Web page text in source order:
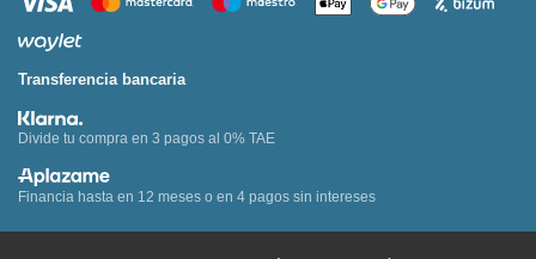
Transferencia bancaria
Divide tu compra en 3 pagos al 0% TAE
Financia hasta en 12 meses o en 4 pagos sin intereses